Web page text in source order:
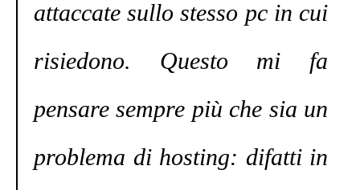
attaccate sullo stesso pc in cui
risiedono. Questo mi fa
pensare sempre più che sia un
problema di hosting: difatti in